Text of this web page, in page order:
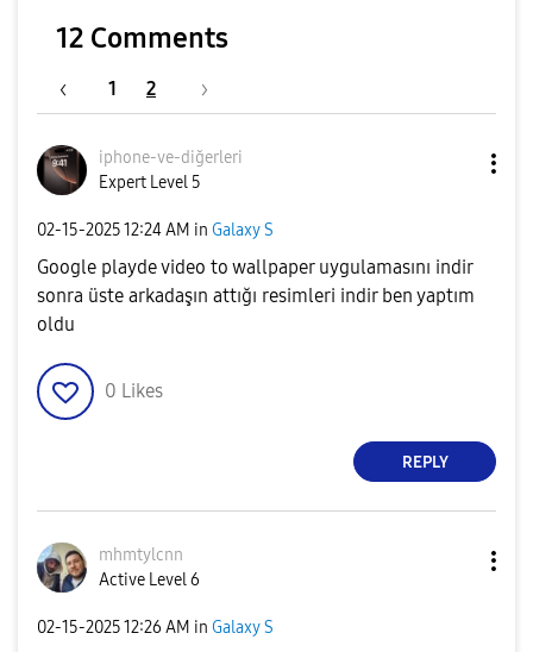
12 Comments
1 2
iphone-ve-diğerleri
Expert Level 5
‎02-15-202512:24 AM in Galaxy S
Google playde video to wallpaper uygulamasını indir
sonra üste arkadaşın attığı resimleri indir ben yaptım
oldu
0 Likes
REPLY
mhmtylcnn
Active Level 6
‎02-15-202512:26 AM in Galaxy S